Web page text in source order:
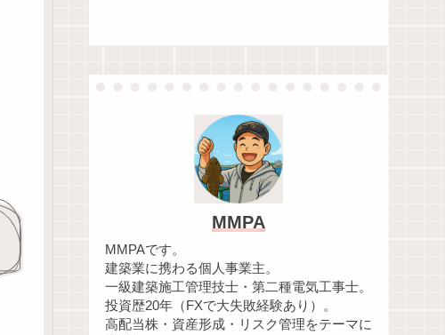
MMPA
MMPAです。
建築業に携わる個人事業主。
一級建築施工管理技士・第二種電気工事士。
投資歴20年（FXで大失敗経験あり）。
高配当株・資産形成・リスク管理をテーマに